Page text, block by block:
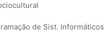
de Sist. Informáticos